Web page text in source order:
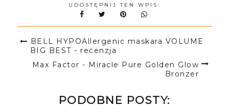
UDOSTĘPNIJ TEN WPIS:
BELL HYPOAllergenic maskara VOLUME
BIG BEST - recenzja
Max Factor - Miracle Pure Golden Glow
Bronzer
PODOBNE POSTY: